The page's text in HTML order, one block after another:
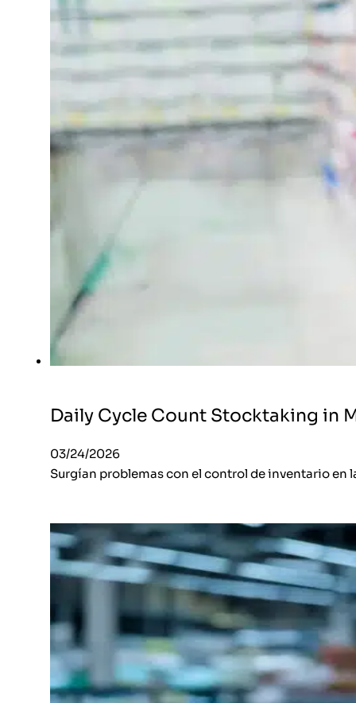
Daily Cycle Count Stocktaking in
03/24/2026
Surgían problemas con el control de inventario en